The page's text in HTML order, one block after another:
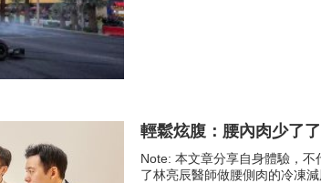
輕鬆炫腹：腰內肉少了
Note: 本文章分享自身體驗，
了林亮辰醫師做腰側肉的冷凍減